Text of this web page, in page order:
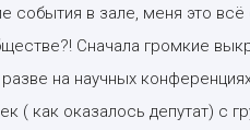
события в зале, меня это
Сначала громкие
на научных
( как оказалось депутат) с